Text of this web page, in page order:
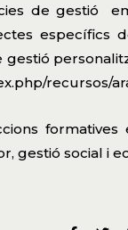
de gestió
recursos/
gestió social i